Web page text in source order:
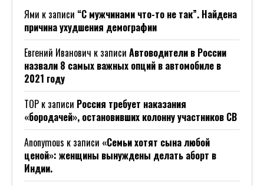
Ями к записи “С мужчинами что-то не так”. Найдена
причина ухудшения демографии
Евгений Иванович к записи Автоводители в России
назвали 8 самых важных опций в автомобиле в
2021 году
ТОР к записи Россия требует наказания
«бородачей», остановивших колонну участников СВ
Anonymous к записи «Семьи хотят сына любой
ценой»: женщины вынуждены делать аборт в
Индии.